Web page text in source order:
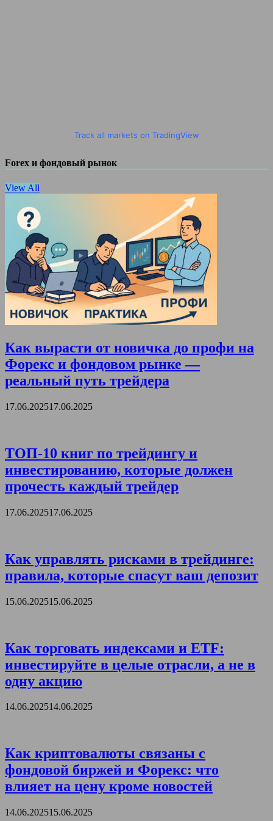
Track all markets on TradingView
Forex и фондовый рынок
View All
Как вырасти от новичка до профи на
Форекс и фондовом рынке —
реальный путь трейдера
17.06.202517.06.2025
ТОП-10 книг по трейдингу и
инвестированию, которые должен
прочесть каждый трейдер
17.06.202517.06.2025
Как управлять рисками в трейдинге:
правила, которые спасут ваш депозит
15.06.202515.06.2025
Как торговать индексами и ETF:
инвестируйте в целые отрасли, а не в
одну акцию
14.06.202514.06.2025
Как криптовалюты связаны с
фондовой биржей и Форекс: что
влияет на цену кроме новостей
14.06.202515.06.2025